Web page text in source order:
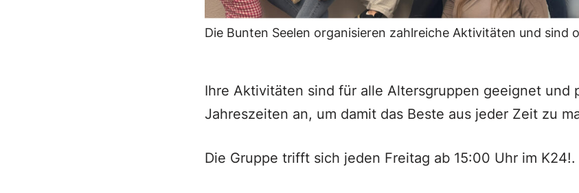
Die Bunten Seelen organisieren zahlreiche Aktivitäten und sind
Ihre Aktivitäten sind für alle Altersgruppen geeignet und
Jahreszeiten an, um damit das Beste aus jeder Zeit zu
Die Gruppe trifft sich jeden Freitag ab 15:00 Uhr im K24!.